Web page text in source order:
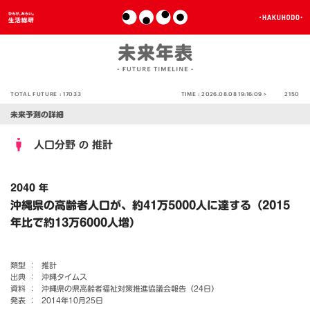
TOTAL FUTURE :17033 TIME :2026.08.08 19:16:09 > 2150
未来予測の詳細
人口分野 の 推計
2040 年
沖縄県の高齢者人口が、約41万5000人に達する（2015
年比で約13万6000人増）
類型 ：
推計
出典 ：
沖縄タイムス
資料 ：
沖縄県の県高齢者福祉対策推進協議会報告（24日）
発表 ：
2014年10月25日